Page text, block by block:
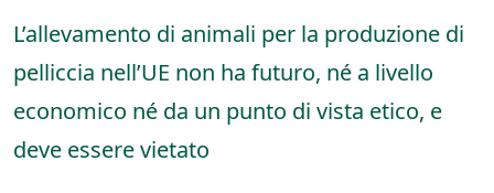
L’allevamento di animali per la produzione di
pelliccia nell’UE non ha futuro, né a livello
economico né da un punto di vista etico, e
deve essere vietato